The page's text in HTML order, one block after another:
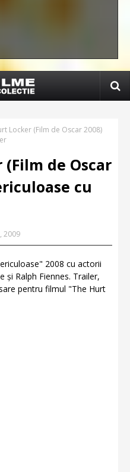
Locker (Film de Oscar 2008)
de Oscar
cu
2009
2008 cu actorii
și Ralph Fiennes. Trailer,
pentru filmul "The Hurt